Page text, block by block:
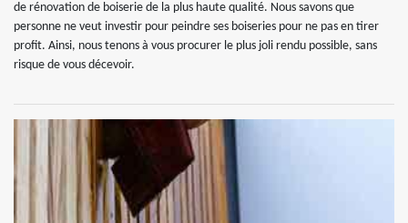
de rénovation de boiserie de la plus haute qualité. Nous savons que
personne ne veut investir pour peindre ses boiseries pour ne pas en tirer
profit. Ainsi, nous tenons à vous procurer le plus joli rendu possible, sans
risque de vous décevoir.